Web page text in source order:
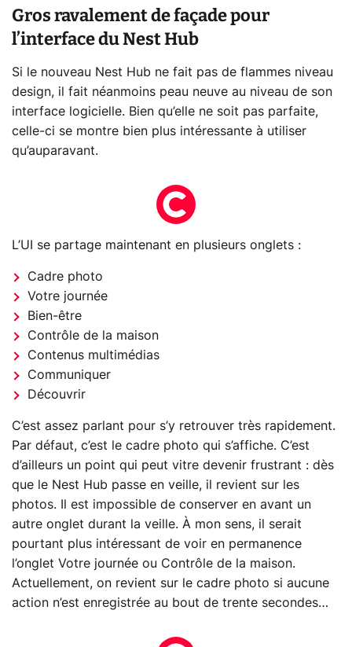
Gros ravalement de façade pour
l’interface du Nest Hub
Si le nouveau Nest Hub ne fait pas de flammes niveau
design, il fait néanmoins peau neuve au niveau de son
interface logicielle. Bien qu’elle ne soit pas parfaite,
celle-ci se montre bien plus intéressante à utiliser
qu’auparavant.
L’UI se partage maintenant en plusieurs onglets :
Cadre photo
Votre journée
Bien-être
Contrôle de la maison
Contenus multimédias
Communiquer
Découvrir
C’est assez parlant pour s’y retrouver très rapidement.
Par défaut, c’est le cadre photo qui s’affiche. C’est
d’ailleurs un point qui peut vitre devenir frustrant : dès
que le Nest Hub passe en veille, il revient sur les
photos. Il est impossible de conserver en avant un
autre onglet durant la veille. À mon sens, il serait
pourtant plus intéressant de voir en permanence
l’onglet Votre journée ou Contrôle de la maison.
Actuellement, on revient sur le cadre photo si aucune
action n’est enregistrée au bout de trente secondes…